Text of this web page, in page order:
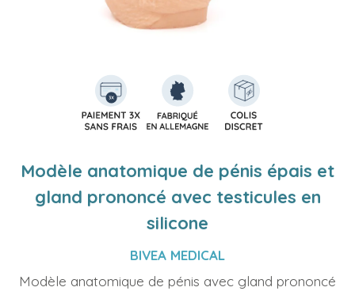
Modèle anatomique de pénis épais et
gland prononcé avec testicules en
silicone
BIVEA MEDICAL
Modèle anatomique de pénis avec gland prononcé